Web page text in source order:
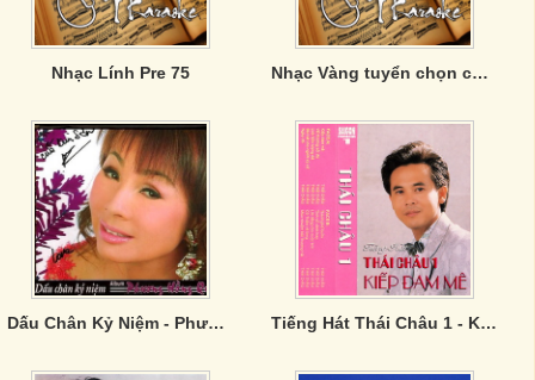
Nhạc Lính Pre 75 Nhạc Vàng tuyển chọn của Phương Anh
Dấu Chân Kỷ Niệm - Phương Hồng Quế Tiếng Hát Thái Châu 1 - Kiếp Đam Mê